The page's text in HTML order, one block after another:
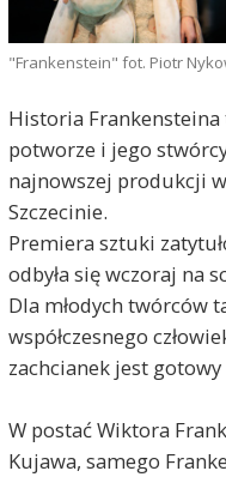
"Frankenstein" fot. Piotr
Historia
potworze i jego
najnowszej produkcji
Szczecinie.
Premiera sztuki
odbyła się wczoraj na
Dla młodych twórców
współczesnego
zachcianek jest
W postać Wiktora
Kujawa, samego